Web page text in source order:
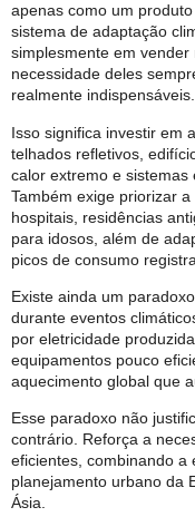
apenas como um
sistema de adaptação
simplesmente em
necessidade deles
realmente indispensáveis.
Isso significa investir em
telhados refletivos,
calor extremo e sistemas
Também exige priorizar
hospitais, residências
para idosos, além de
picos de consumo
Existe ainda um
durante eventos
por eletricidade
equipamentos pouco
aquecimento global que
Esse paradoxo não
contrário. Reforça a
eficientes, combinando a
planejamento urbano da
Ásia.